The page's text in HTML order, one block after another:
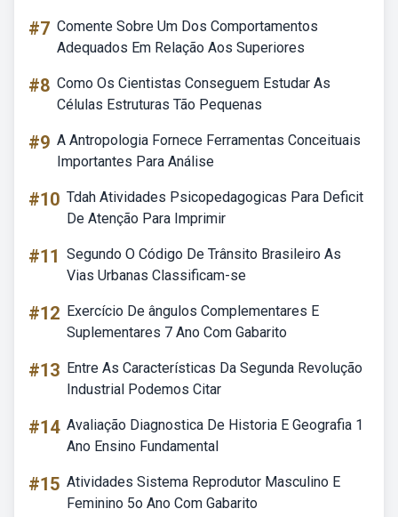
#7 Comente Sobre Um Dos Comportamentos
Adequados Em Relação Aos Superiores
#8 Como Os Cientistas Conseguem Estudar As
Células Estruturas Tão Pequenas
#9 A Antropologia Fornece Ferramentas Conceituais
Importantes Para Análise
#10 Tdah Atividades Psicopedagogicas Para Deficit
De Atenção Para Imprimir
#11 Segundo O Código De Trânsito Brasileiro As
Vias Urbanas Classificam-se
#12 Exercício De ângulos Complementares E
Suplementares 7 Ano Com Gabarito
#13 Entre As Características Da Segunda Revolução
Industrial Podemos Citar
#14 Avaliação Diagnostica De Historia E Geografia 1
Ano Ensino Fundamental
#15 Atividades Sistema Reprodutor Masculino E
Feminino 5o Ano Com Gabarito